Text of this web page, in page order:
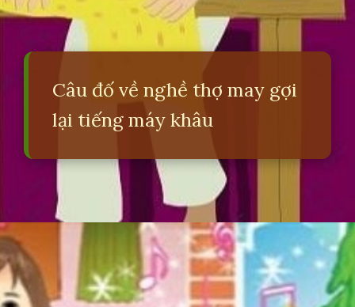
Câu đố về nghề thợ may gợi
lại tiếng máy khâu
Đang mở https://erci.edu.vn/cau-do-ve-nghe-tho-may